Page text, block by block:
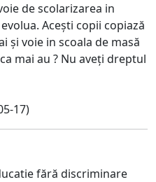
de scolarizarea in
Acești copii copiază
și voie in scoala de masă
mai au ? Nu aveți dreptul
17)
fără discriminare